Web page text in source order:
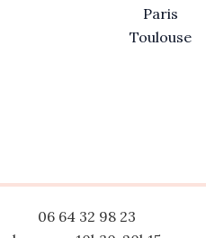
Paris
Toulouse
06 64 32 98 23